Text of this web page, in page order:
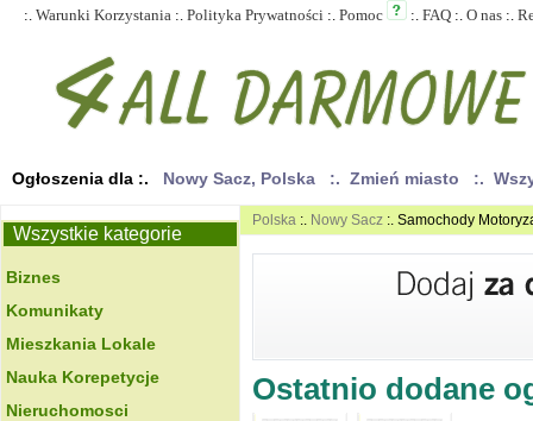
:. Warunki Korzystania :. Polityka Prywatności :. Pomoc :. FAQ :. O nas :.
Ogłoszenia dla :. Nowy Sacz, Polska :. Zmień miasto :.
Wszystkie kategorie
Biznes
Komunikaty
Mieszkania Lokale
Nauka Korepetycje
Nieruchomosci
Polska :. Nowy Sacz :. Samochody
Ostatnio dodane